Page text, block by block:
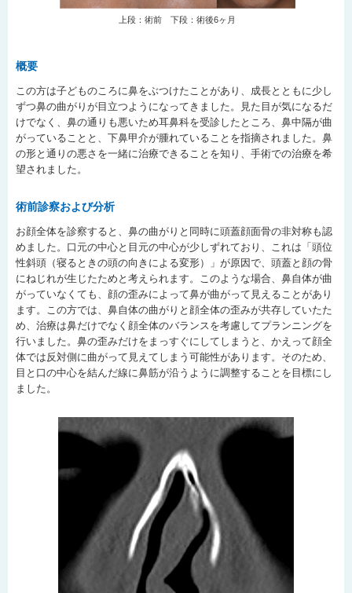
上段：術前 下段：術後6ヶ月
概要
この方は子どものころに鼻をぶつけたことがあり、成長とともに少し
ずつ鼻の曲がりが目立つようになってきました。見た目が気になるだ
けでなく、鼻の通りも悪いため耳鼻科を受診したところ、鼻中隔が曲
がっていることと、下鼻甲介が腫れていることを指摘されました。鼻
の形と通りの悪さを一緒に治療できることを知り、手術での治療を希
望されました。
術前診察および分析
お顔全体を診察すると、鼻の曲がりと同時に頭蓋顔面骨の非対称も認
めました。口元の中心と目元の中心が少しずれており、これは「頭位
性斜頭（寝るときの頭の向きによる変形）」が原因で、頭蓋と顔の骨
にねじれが生じたためと考えられます。このような場合、鼻自体が曲
がっていなくても、顔の歪みによって鼻が曲がって見えることがあり
ます。この方では、鼻自体の曲がりと顔全体の歪みが共存していたた
め、治療は鼻だけでなく顔全体のバランスを考慮してプランニングを
行いました。鼻の歪みだけをまっすぐにしてしまうと、かえって顔全
体では反対側に曲がって見えてしまう可能性があります。そのため、
目と口の中心を結んだ線に鼻筋が沿うように調整することを目標にし
ました。